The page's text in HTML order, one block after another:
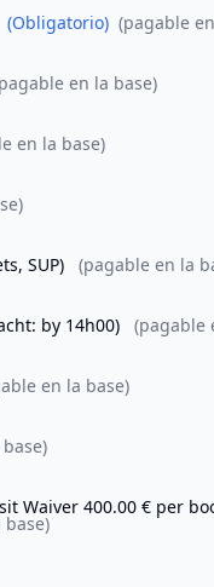
(Obligatorio) (pagable
en la base)
en la base)
SUP)
(pagable en la
by 14h00)
(pagable
en la base)
Waiver 400.00 € per